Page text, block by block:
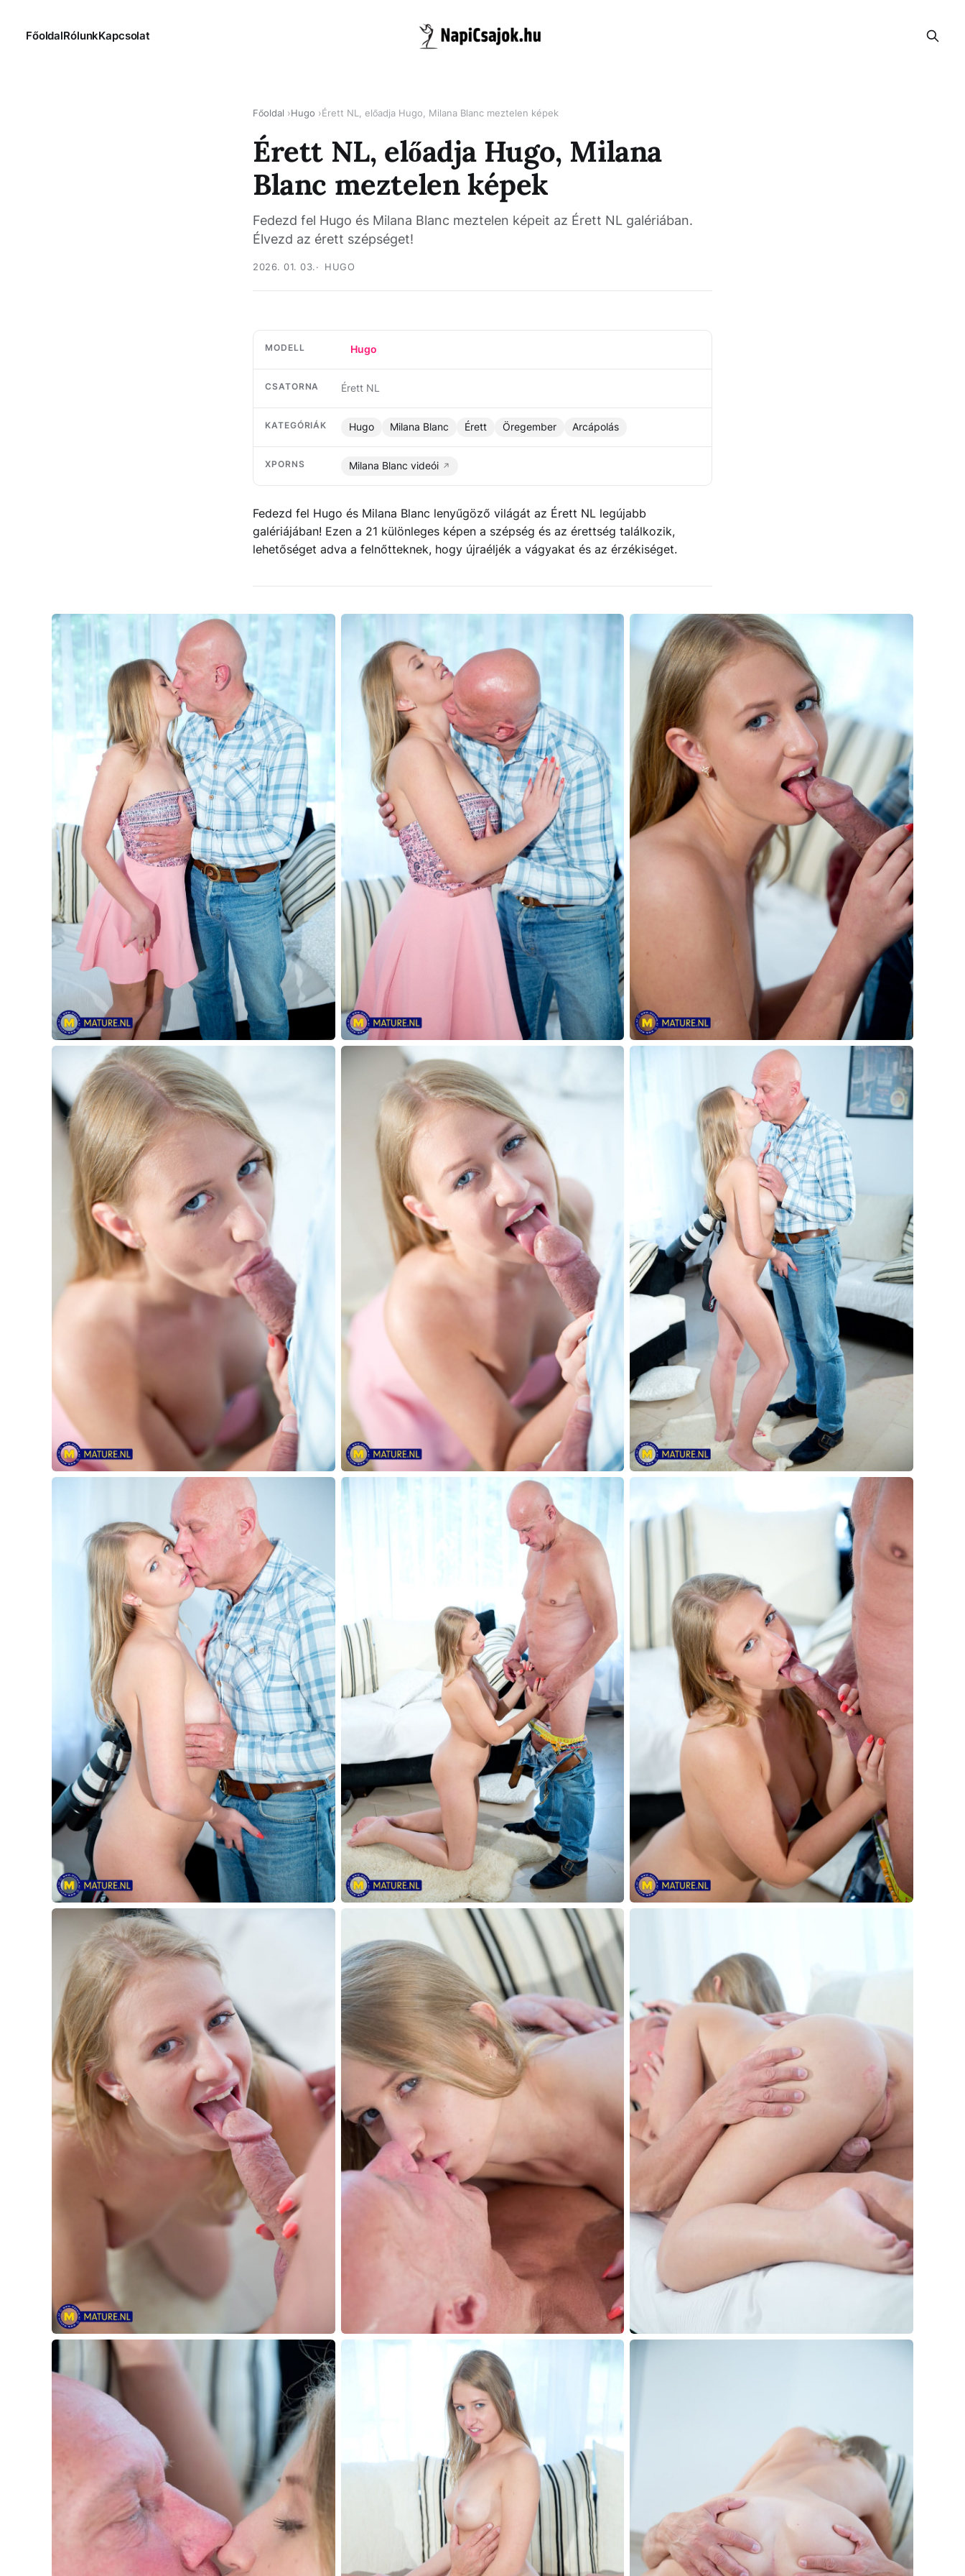
FőoldalRólunkKapcsolat
Főoldal Hugo Érett NL, előadja Hugo, Milana Blanc meztelen képek
Érett NL, előadja Hugo, Milana
Blanc meztelen képek
Fedezd fel Hugo és Milana Blanc meztelen képeit az Érett NL galériában.
Élvezd az érett szépséget!
2026. 01. 03. HUGO
MODELL Hugo
CSATORNA Érett NL
KATEGÓRIÁK Hugo Milana Blanc Érett Öregember Arcápolás
XPORNS Milana Blanc videói
Fedezd fel Hugo és Milana Blanc lenyűgöző világát az Érett NL legújabb
galériájában! Ezen a 21 különleges képen a szépség és az érettség találkozik,
lehetőséget adva a felnőtteknek, hogy újraéljék a vágyakat és az érzékiséget.